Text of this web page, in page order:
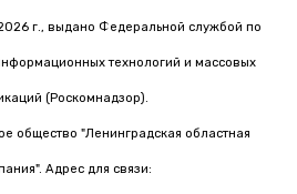
г., выдано Федеральной службой по
технологий и массовых
(Роскомнадзор).
общество "Ленинградская областная
Адрес для связи: